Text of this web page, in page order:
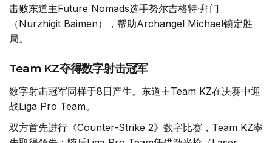
击败东道主Future Nomads选手努尔吉格特·拜门
（Nurzhigit Baimen），帮助Archangel Michael锁定胜
局。
Team KZ夺得数字射击冠军
数字射击冠军同样于8日产生。东道主Team KZ在决赛中迎
战Liga Pro Team。
双方首先进行《Counter-Strike 2》数字比赛，Team KZ率